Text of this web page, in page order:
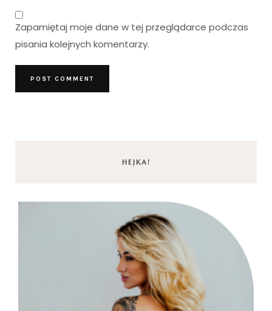
Zapamiętaj moje dane w tej przeglądarce podczas
pisania kolejnych komentarzy.
HEJKA!